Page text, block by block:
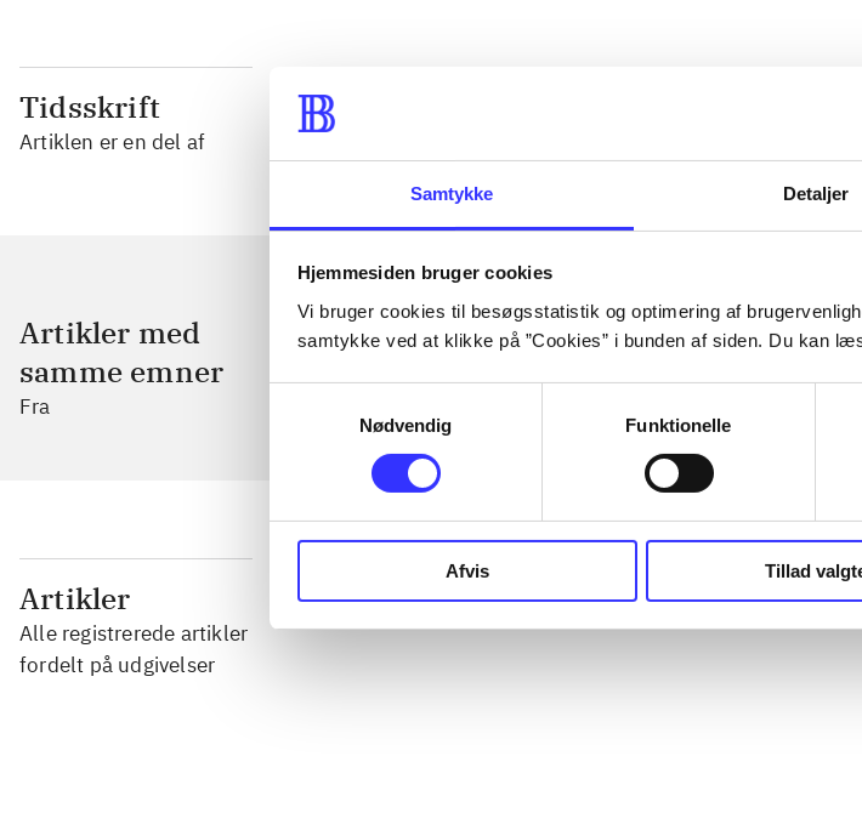
Samtykke Detaljer
Hjemmesiden bruger cookies
Vi bruger cookies til besøgsstatistik og optimering af
samtykke ved at klikke på ”Cookies” i bunden af siden. Du kan
Nødvendig
Funktionelle
Afvis Tillad
Tidsskrift
Artiklen er en del af
Artikler med
samme emner
Fra
Artikler
Alle registrerede artikler
fordelt på udgivelser